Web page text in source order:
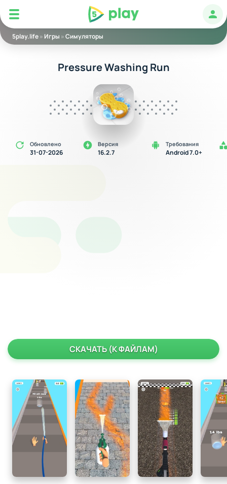
5play
5play.life» Игры »Симуляторы
Pressure Washing Run
Обновлено
31-07-2026
Версия
16.2.7
Требования
Android 7.0+
СКАЧАТЬ (К ФАЙЛАМ)